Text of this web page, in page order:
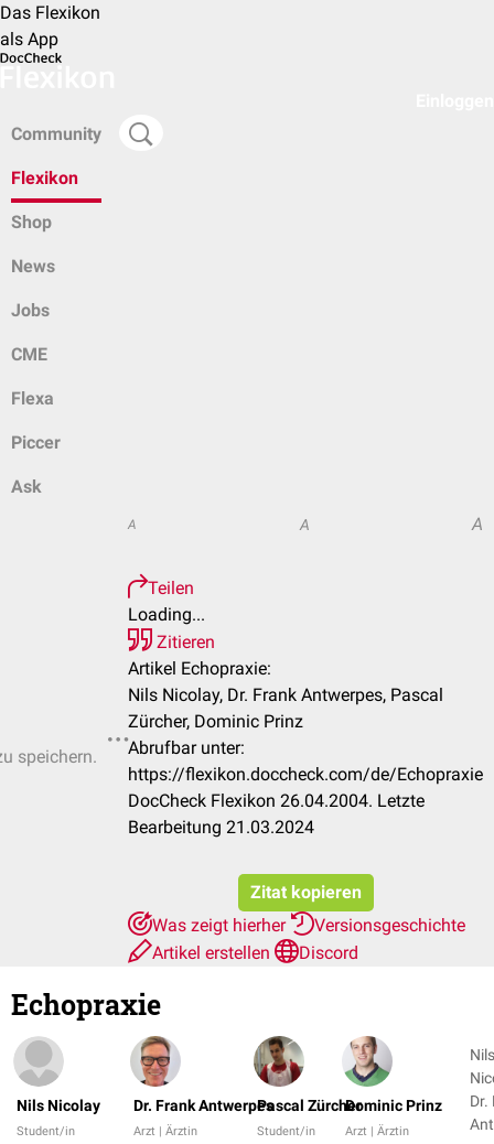
Das Flexikon
als App
Community
Flexikon
Shop
News
Jobs
CME
Flexa
Piccer
Ask
speichern.
A A A
Teilen
Loading...
Zitieren
Artikel Echopraxie:
Nils Nicolay, Dr. Frank Antwerpes, Pascal
Zürcher, Dominic Prinz
Abrufbar unter:
https://flexikon.doccheck.com/de/Echopraxie
DocCheck Flexikon 26.04.2004. Letzte
Bearbeitung 21.03.2024
Zitat kopieren
Was zeigt hierher
Versionsgeschichte
Artikel erstellen
Discord
Echopraxie
Nils Nicolay
Student/in
Dr. Frank Antwerpes
Arzt | Ärztin
Pascal Zürcher
Student/in
Dominic Prinz
Arzt | Ärztin
Nils
Dr.